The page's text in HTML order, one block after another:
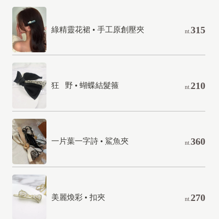
nt.315
綠精靈花裙 • 手工原創壓夾
nt.210
狂   野 • 蝴蝶結髮箍
nt.360
一片葉一字詩 • 鯊魚夾
nt. 270
美麗煥彩 • 扣夾